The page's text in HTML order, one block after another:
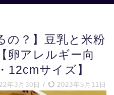
の？】豆乳と米粉
卵アレルギー向
12cmサイズ】
年3月30日 / 2023年5月11日